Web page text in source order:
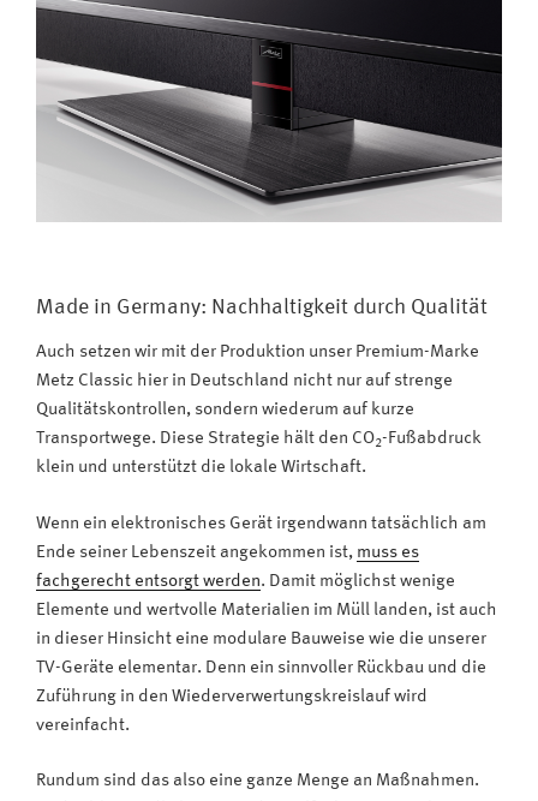
Made in Germany: Nachhaltigkeit durch Qualität
Auch setzen wir mit der Produktion unser Premium-Marke
Metz Classic hier in Deutschland nicht nur auf strenge
Qualitätskontrollen, sondern wiederum auf kurze
Transportwege. Diese Strategie hält den CO2-Fußabdruck
klein und unterstützt die lokale Wirtschaft.
Wenn ein elektronisches Gerät irgendwann tatsächlich am
Ende seiner Lebenszeit angekommen ist, muss es
fachgerecht entsorgt werden. Damit möglichst wenige
Elemente und wertvolle Materialien im Müll landen, ist auch
in dieser Hinsicht eine modulare Bauweise wie die unserer
TV-Geräte elementar. Denn ein sinnvoller Rückbau und die
Zuführung in den Wiederverwertungskreislauf wird
vereinfacht.
Rundum sind das also eine ganze Menge an Maßnahmen.